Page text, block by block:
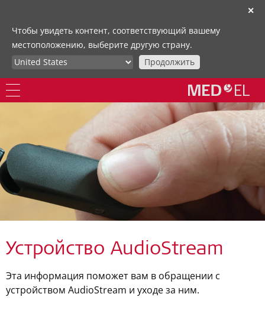
✕
Чтобы увидеть контент, соответствующий вашему
местоположению, выберите другую страну.
Продолжить
Устройство AudioStream
Эта информация поможет вам в обращении с
устройством AudioStream и уходе за ним.